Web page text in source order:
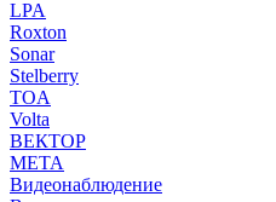
LPA
Roxton
Sonar
Stelberry
TOA
Volta
ВЕКТОР
МЕТА
Видеонаблюдение